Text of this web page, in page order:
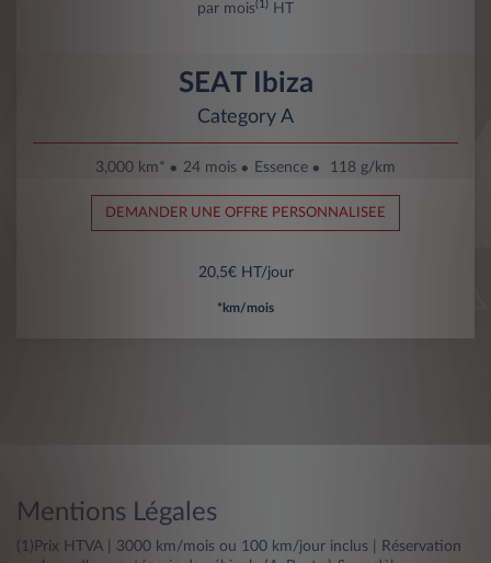
par mois(1) HT
SEAT Ibiza
Category A
3,000 km* 24 mois Essence 118 g/km
DEMANDER UNE OFFRE PERSONNALISEE
20,5€ HT/jour
*km/mois
Mentions Légales
(1)Prix HTVA | 3000 km/mois ou 100 km/jour inclus | Réservation